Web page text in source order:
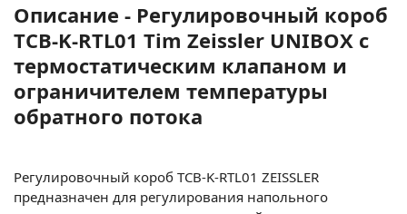
Описание - Регулировочный короб
TCB-K-RTL01 Tim Zeissler UNIBOX с
термостатическим клапаном и
ограничителем температуры
обратного потока
Регулировочный короб ТСВ-K-RTL01 ZEISSLER
предназначен для регулирования напольного